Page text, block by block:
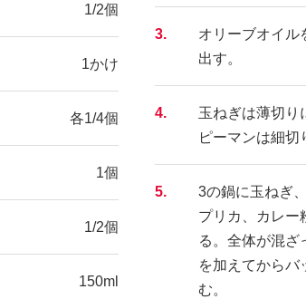
1/2個
1かけ
各1/4個
1個
1/2個
150ml
3.
オリーブオイル
出す。
4.
玉ねぎは薄切り
ピーマンは細切
5.
3の鍋に玉ねぎ
プリカ、カレー
る。全体が混ざ
を加えてからバ
む。